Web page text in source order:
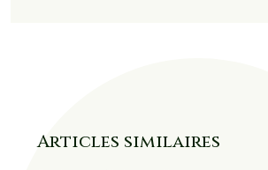
Articles similaires